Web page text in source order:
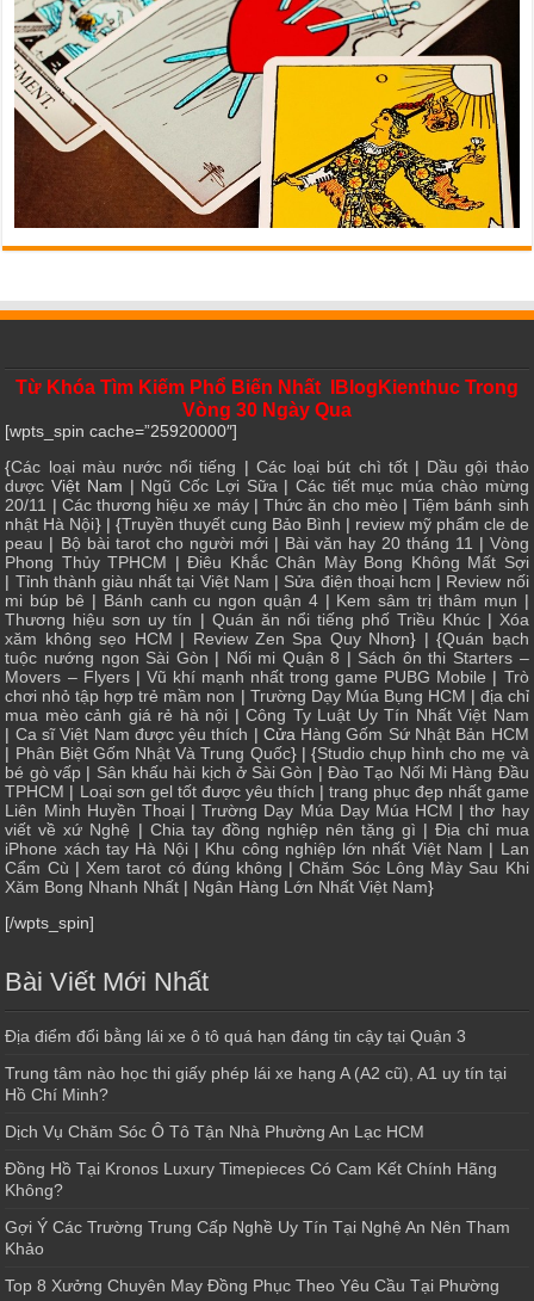
Từ Khóa Tìm Kiếm Phổ Biến Nhất IBlogKienthuc Trong
Vòng 30 Ngày Qua
[wpts_spin cache=”25920000″]
{Các loại màu nước nổi tiếng | Các loại bút chì tốt| Dầu gội thảo
dược Việt Nam | Ngũ Cốc Lợi Sữa | Các tiết mục múa chào mừng
20/11 | Các thương hiệu xe máy|Thức ăn cho mèo|Tiệm bánh sinh
nhật Hà Nội} | {Truyền thuyết cung Bảo Bình | review mỹ phẩm cle de
peau | Bộ bài tarot cho người mới| Bài văn hay 20 tháng 11 | Vòng
Phong Thủy TPHCM |Điêu Khắc Chân Mày Bong Không Mất Sợi
| Tỉnh thành giàu nhất tại Việt Nam | Sửa điện thoại hcm | Review nối
mi búp bê | Bánh canh cu ngon quận 4| Kem sâm trị thâm mụn |
Thương hiệu sơn uy tín | Quán ăn nổi tiếng phố Triều Khúc| Xóa
xăm không sẹo HCM | Review Zen Spa Quy Nhơn} | {Quán bạch
tuộc nướng ngon Sài Gòn | Nối mi Quận 8 | Sách ôn thi Starters –
Movers – Flyers| Vũ khí mạnh nhất trong game PUBG Mobile | Trò
chơi nhỏ tập hợp trẻ mầm non | Trường Dạy Múa Bụng HCM | địa chỉ
mua mèo cảnh giá rẻ hà nội |Công Ty Luật Uy Tín Nhất Việt Nam
| Ca sĩ Việt Nam được yêu thích | Cửa Hàng Gốm Sứ Nhật Bản HCM
| Phân Biệt Gốm Nhật Và Trung Quốc} | {Studio chụp hình cho mẹ và
bé gò vấp | Sân khấu hài kịch ở Sài Gòn |Đào Tạo Nối Mi Hàng Đầu
TPHCM | Loại sơn gel tốt được yêu thích | trang phục đẹp nhất game
Liên Minh Huyền Thoại|Trường Dạy Múa Dạy Múa HCM |thơ hay
viết về xứ Nghệ | Chia tay đồng nghiệp nên tặng gì | Địa chỉ mua
iPhone xách tay Hà Nội| Khu công nghiệp lớn nhất Việt Nam | Lan
Cẩm Cù | Xem tarot có đúng không |Chăm Sóc Lông Mày Sau Khi
Xăm Bong Nhanh Nhất | Ngân Hàng Lớn Nhất Việt Nam}
[/wpts_spin]
Bài Viết Mới Nhất
Địa điểm đổi bằng lái xe ô tô quá hạn đáng tin cậy tại Quận 3
Trung tâm nào học thi giấy phép lái xe hạng A (A2 cũ), A1 uy tín tại
Hồ Chí Minh?
Dịch Vụ Chăm Sóc Ô Tô Tận Nhà Phường An Lạc HCM
Đồng Hồ Tại Kronos Luxury Timepieces Có Cam Kết Chính Hãng
Không?
Gợi Ý Các Trường Trung Cấp Nghề Uy Tín Tại Nghệ An Nên Tham
Khảo
Top 8 Xưởng Chuyên May Đồng Phục Theo Yêu Cầu Tại Phường